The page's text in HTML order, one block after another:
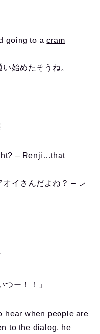
going to acram
始めたそうね。
– Renji…that
オイさんだよね？ – レ
ー！！」
hear when people are
to the dialog, he